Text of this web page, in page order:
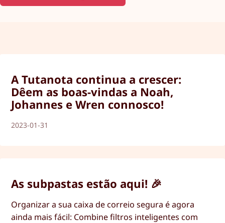
A Tutanota continua a crescer:
Dêem as boas-vindas a Noah,
Johannes e Wren connosco!
2023-01-31
As subpastas estão aqui! 🎉
Organizar a sua caixa de correio segura é agora
ainda mais fácil: Combine filtros inteligentes com